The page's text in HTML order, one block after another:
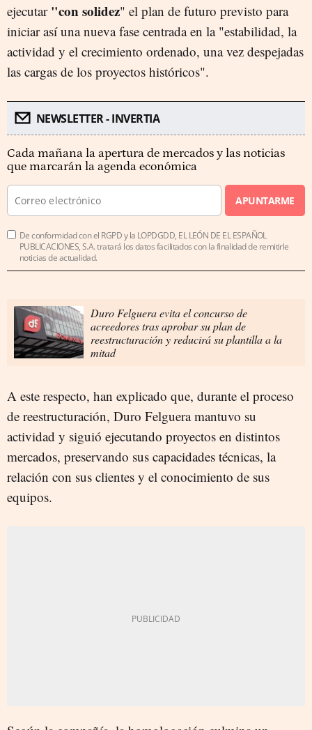
ejecutar"con solidez" el plan de futuro previsto para
iniciar así una nueva fase centrada en la "estabilidad, la
actividad y el crecimiento ordenado, una vez despejadas
las cargas de los proyectos históricos".
NEWSLETTER - INVERTIA
Cada mañana la apertura de mercados y las noticias
que marcarán la agenda económica
APUNTARME
De conformidad con el RGPD y la LOPDGDD, EL LEÓN DE EL ESPAÑOL
PUBLICACIONES, S.A. tratará los datos facilitados con la finalidad de remitirle
noticias de actualidad.
Duro Felguera evita el concurso de
acreedores tras aprobar su plan de
reestructuración y reducirá su plantilla a la
mitad
A este respecto, han explicado que, durante el proceso
de reestructuración, Duro Felguera mantuvo su
actividad y siguió ejecutando proyectos en distintos
mercados, preservando sus capacidades técnicas, la
relación con sus clientes y el conocimiento de sus
equipos.